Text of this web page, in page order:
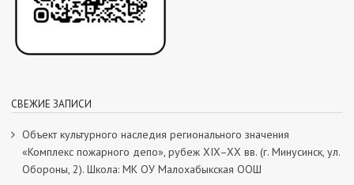
СВЕЖИЕ ЗАПИСИ
Объект культурного наследия регионального значения
«Комплекс пожарного депо», рубеж XIX–XX вв. (г. Минусинск, ул.
Обороны, 2). Школа: МК ОУ Малохабыкская ООШ